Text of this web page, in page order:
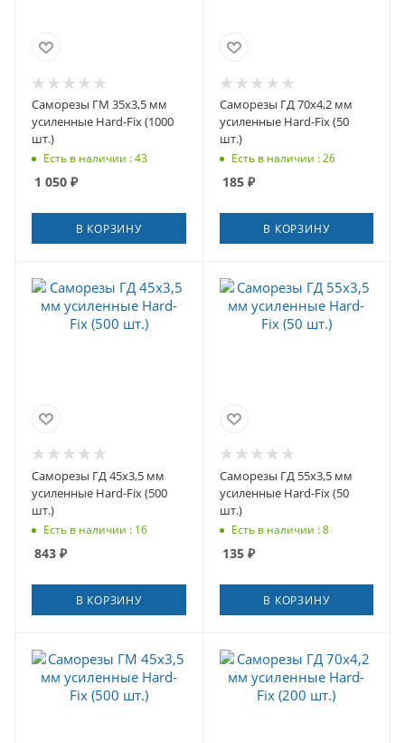
Саморезы ГМ 35x3,5 мм
усиленные Hard-Fix (1000
шт.)
Есть в наличии : 43
1 050 ₽
В КОРЗИНУ
Саморезы ГД 70x4,2 мм
усиленные Hard-Fix (50
шт.)
Есть в наличии : 26
185₽
В КОРЗИНУ
Саморезы ГД 45x3,5 мм
усиленные Hard-Fix (500
шт.)
Есть в наличии : 16
843 ₽
В КОРЗИНУ
Саморезы ГД 55x3,5 мм
усиленные Hard-Fix (50
шт.)
Есть в наличии : 8
135₽
В КОРЗИНУ